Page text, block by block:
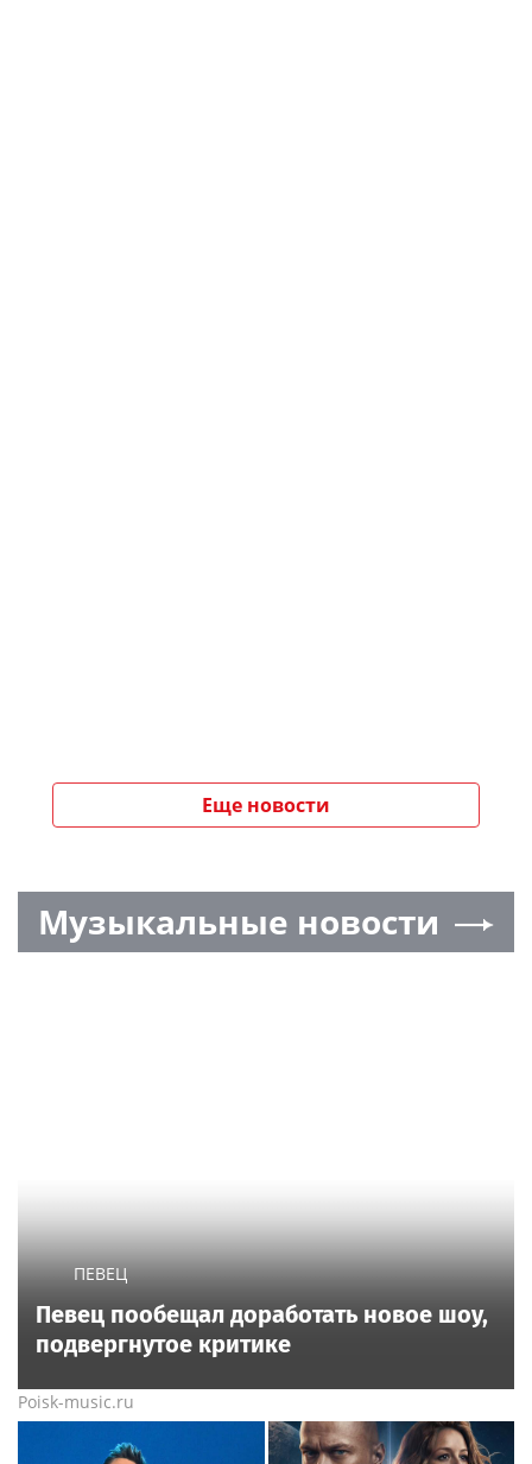
Еще новости
Музыкальные новости
ПЕВЕЦ
Певец пообещал доработать новое шоу,
подвергнутое критике
Poisk-music.ru